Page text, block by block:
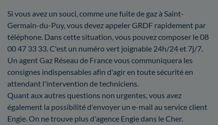
Si vous avez un souci, comme une fuite de gaz à Saint-
Germain-du-Puy, vous devez appeler GRDF rapidement par
téléphone. Dans cette situation, vous pouvez composer le 08
00 47 33 33. C'est un numéro vert joignable 24h/24 et 7j/7.
Un agent Gaz Réseau de France vous communiquera les
consignes indispensables afin d'agir en toute sécurité en
attendant l'intervention de techniciens.
Quant aux autres questions non urgentes, vous avez
également la possibilité d'envoyer un e-mail au service client
Engie. On ne trouve plus d'agence Engie dans le Cher.